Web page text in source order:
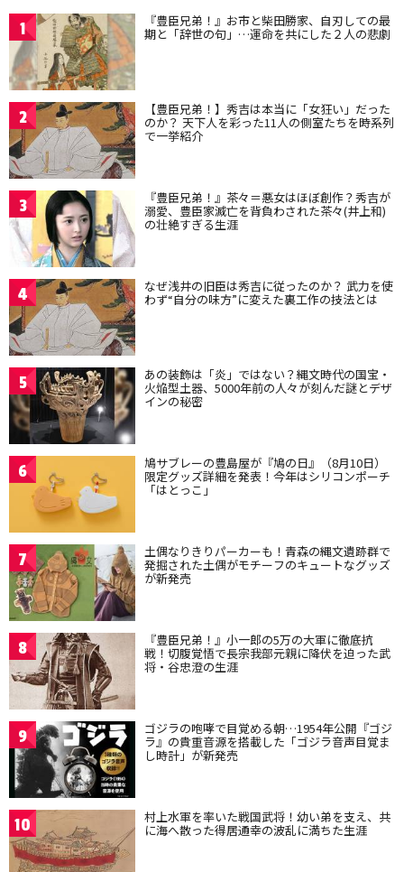
1 『豊臣兄弟！』お市と柴田勝家、自刃しての最
期と「辞世の句」…運命を共にした２人の悲劇
2 【豊臣兄弟！】秀吉は本当に「女狂い」だった
のか？ 天下人を彩った11人の側室たちを時系列
で一挙紹介
3 『豊臣兄弟！』茶々＝悪女はほぼ創作？秀吉が
溺愛、豊臣家滅亡を背負わされた茶々(井上和)
の壮絶すぎる生涯
4 なぜ浅井の旧臣は秀吉に従ったのか？ 武力を使
わず“自分の味方”に変えた裏工作の技法とは
5 あの装飾は「炎」ではない？縄文時代の国宝・
火焔型土器、5000年前の人々が刻んだ謎とデザ
インの秘密
6 鳩サブレーの豊島屋が『鳩の日』（8月10日）
限定グッズ詳細を発表！今年はシリコンポーチ
「はとっこ」
7 土偶なりきりパーカーも！青森の縄文遺跡群で
発掘された土偶がモチーフのキュートなグッズ
が新発売
8 『豊臣兄弟！』小一郎の5万の大軍に徹底抗
戦！切腹覚悟で長宗我部元親に降伏を迫った武
将・谷忠澄の生涯
9 ゴジラの咆哮で目覚める朝…1954年公開『ゴジ
ラ』の貴重音源を搭載した「ゴジラ音声目覚ま
し時計」が新発売
10 村上水軍を率いた戦国武将！幼い弟を支え、共
に海へ散った得居通幸の波乱に満ちた生涯